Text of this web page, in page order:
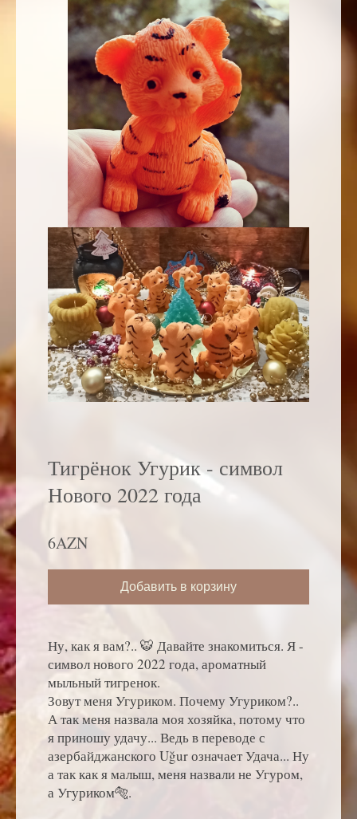
Тигрёнок Угурик - символ
Нового 2022 года
6AZN
Добавить в корзину
Ну, как я вам?.. 🐯 Давайте знакомиться. Я -
символ нового 2022 года, ароматный
мыльный тигренок.
Зовут меня Угуриком. Почему Угуриком?..
А так меня назвала моя хозяйка, потому что
я приношу удачу... Ведь в переводе с
азербайджанского Uğur означает Удача... Ну
а так как я малыш, меня назвали не Угуром,
а Угуриком🐅.